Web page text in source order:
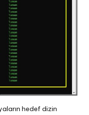
hedef dizin